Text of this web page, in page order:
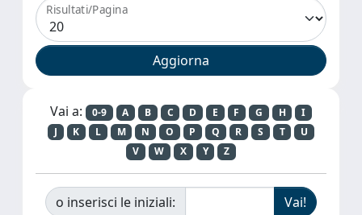
Risultati/Pagina
Vai a: 0-9 A B C D E F G H
I
J
K L M N O P Q R S T
U
V
W X Y Z
o inserisci le iniziali: